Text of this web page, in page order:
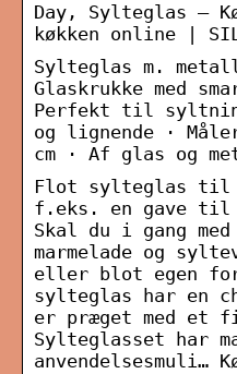
Day, Sylteglas –
køkken online |
Sylteglas m.
Glaskrukke med
Perfekt til
og lignende ·
cm · Af glas og
Flot sylteglas til
f.eks. en gave til
Skal du i gang
marmelade og
eller blot egen
sylteglas har en
er præget med et
Sylteglasset har
anvendelsesmuli…